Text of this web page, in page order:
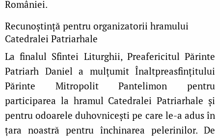
României.
Recunoștință pentru organizatorii hramului
Catedralei Patriarhale
La finalul Sfintei Liturghii, Preafericitul Părinte
Patriarh Daniel a mulțumit Înaltpreasfințitului
Părinte Mitropolit Pantelimon pentru
participarea la hramul Catedralei Patriarhale și
pentru odoarele duhovnicești pe care le‑a adus în
țara noastră pentru închinarea pelerinilor. De